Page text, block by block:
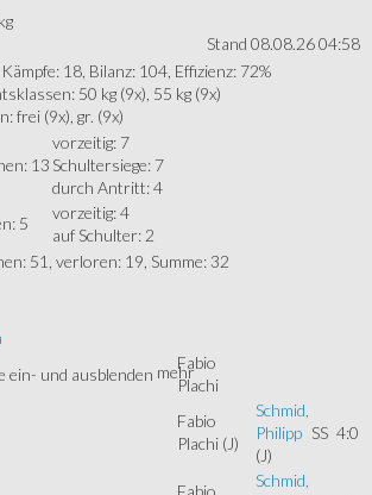
Stand 08.08.26 04:58
18, Bilanz: 104, Effizienz: 72%
50 kg (9x), 55 kg (9x)
frei (9x), gr. (9x)
13
vorzeitig: 7
Schultersiege: 7
durch Antritt: 4
5
vorzeitig: 4
auf Schulter: 2
51, verloren: 19, Summe: 32
mehrFabio
Plachi
Fabio
Plachi (J)
Schmid,
Philipp
(J)
SS 4:0
Fabio
Schmid,